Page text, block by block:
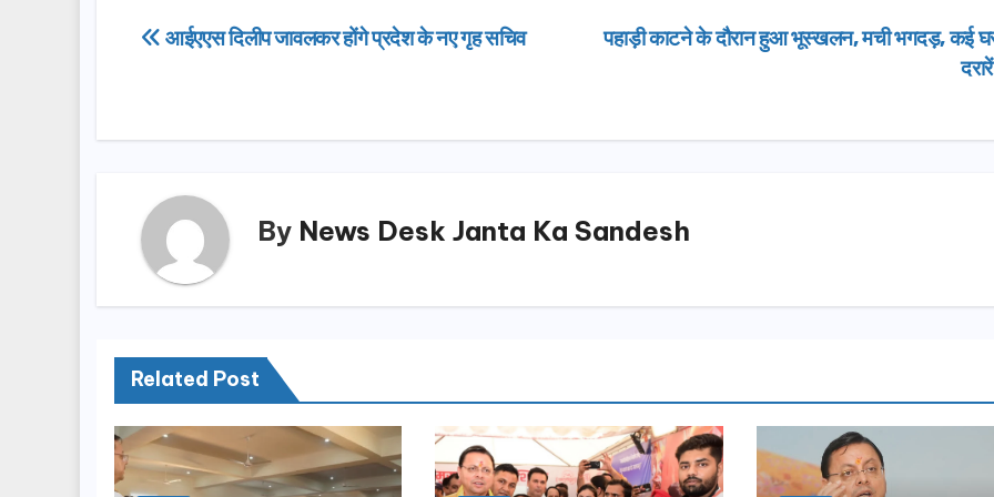
e
b
o
o
n
e
Post
पहाड़ी काटने के दौरान हुआ भूस्खलन, मची भगदड़, कई
दरारें
आईएएस दिलीप जावलकर होंगे प्रदेश के नए गृह सचिव
By News Desk Janta Ka Sandesh
Related Post
मसूरी